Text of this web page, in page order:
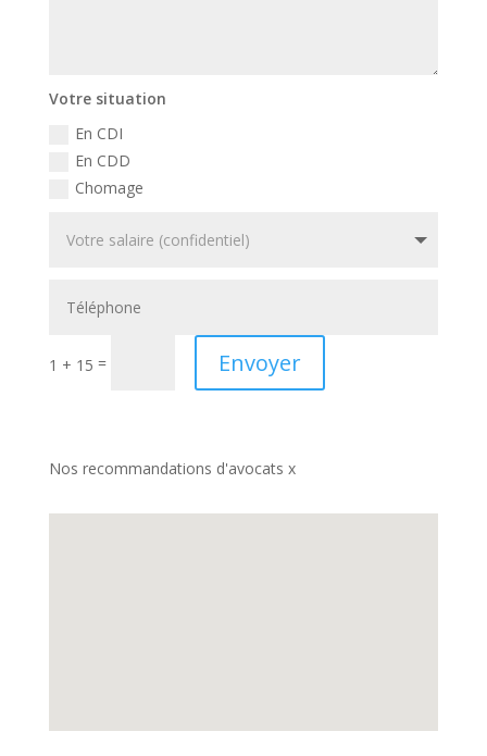
Votre situation
En CDI
En CDD
Chomage
1 + 15 = Envoyer
Nos recommandations d'avocats x